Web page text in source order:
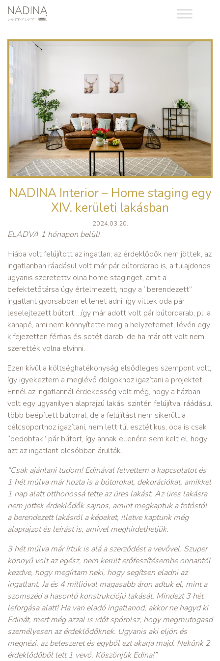
NADINA Interior – Home staging egy
XIV. kerületi lakásban
2024.03.20.
ELADVA 1 hónapon belül!
Hiába volt felújított az ingatlan, az érdeklődők nem jöttek, az
ingatlanban ráadásul volt már pár bútordarab is, a tulajdonos
ugyanis szeretettv olna home staginget, amit a
befektetőtársa úgy értelmezett, hogy a “berendezett”
ingatlant gyorsabban el lehet adni, így vittek oda pár
leselejtezett bútort….így már adott volt pár bútordarab, pl. a
kanapé, ami nem könnyítette meg a helyzetemet, lévén egy
kifejezetten férfias és sötét darab, de ha már ott volt nem
szerették volna elvinni.
Ezen kívül a költséghatékonyság elsődleges szempont volt,
így igyekeztem a meglévő dolgokhoz igazítani a projektet.
Ennél az ingatlannál érdekesség volt még, hogy a házban
volt egy ugyanilyen alaprajzú lakás, szintén felújítva, ráádásul
több beépített bútorral, de a felújítást nem sikerült a
célcsoporthoz igazítani, nem lett túl esztétikus, oda is csak
“bedobtak” pár bútort, így annak ellenére sem kelt el, hogy
azt az ingatlant olcsóbban árulták.
“Csak ajánlani tudom! Edinával felvettem a kapcsolatot és
1 hét múlva már hozta is a bútorokat, dekorációkat, amikkel
1 nap alatt otthonossá tette az üres lakást. Az üres lakásra
nem jöttek érdeklődők sajnos, amint megkaptuk a fotóstól
a berendezett lakásról a képeket, illetve kaptunk még
alaprajzot és leírást is, amivel meghirdethetjük.
3 hét múlva már írtuk is alá a szerződést a vevővel. Szuper
könnyű volt az egész, nem került erőfeszítésembe onnantól
kezdve, hogy megírtam neki, hogy segítsen eladni az
ingatlant. Ja és 4 millióval magasabb áron adtuk el, mint a
szomszéd a hasonló konstrukciójú lakását. Mindezt 3 hét
leforgása alatt! Ha van eladó ingatlanod, akkor ne hagyd ki
Edinát, mert még azzal is időt spórolsz, hogy megmutogasd
személyesen az érdeklődőknek. Ugyanis aki eljön és
megnézi, az beleszeret és egyből ezt akarja majd. Nekünk 2
érdeklődőből lett 1 vevő. Köszönjük Edina!”